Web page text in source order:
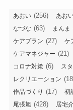
あおい (256) あお
なづな (63) まんま
ケアプラン (27) ケ
ケアマネジャー (21)
コロナ対策 (6) ス
レクリエーション
作品づくり (17) 初
尾張旭 (428) 居宅